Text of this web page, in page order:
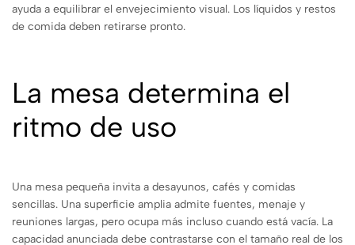
ayuda a equilibrar el envejecimiento visual. Los líquidos y restos
de comida deben retirarse pronto.
La mesa determina el
ritmo de uso
Una mesa pequeña invita a desayunos, cafés y comidas
sencillas. Una superficie amplia admite fuentes, menaje y
reuniones largas, pero ocupa más incluso cuando está vacía. La
capacidad anunciada debe contrastarse con el tamaño real de los